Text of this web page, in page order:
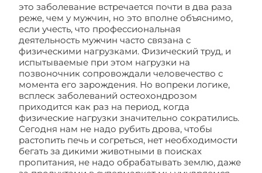
это заболевание встречается почти в два раза
реже, чем у мужчин, но это вполне объяснимо,
если учесть, что профессиональная
деятельность мужчин часто связана с
физическими нагрузками. Физический труд, и
испытываемые при этом нагрузки на
позвоночник сопровождали человечество с
момента его зарождения. Но вопреки логике,
всплеск заболеваний остеохондрозом
приходится как раз на период, когда
физические нагрузки значительно сократились.
Сегодня нам не надо рубить дрова, чтобы
растопить печь и согреться, нет необходимости
бегать за дикими животными в поисках
пропитания, не надо обрабатывать землю, даже